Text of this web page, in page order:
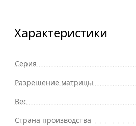
Характеристики
Серия
Разрешение матрицы
Вес
Страна производства